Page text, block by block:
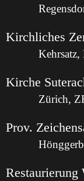
Kirchliches
Kehrsatz,
Kirche
Zürich,
Prov.
Restaurierung